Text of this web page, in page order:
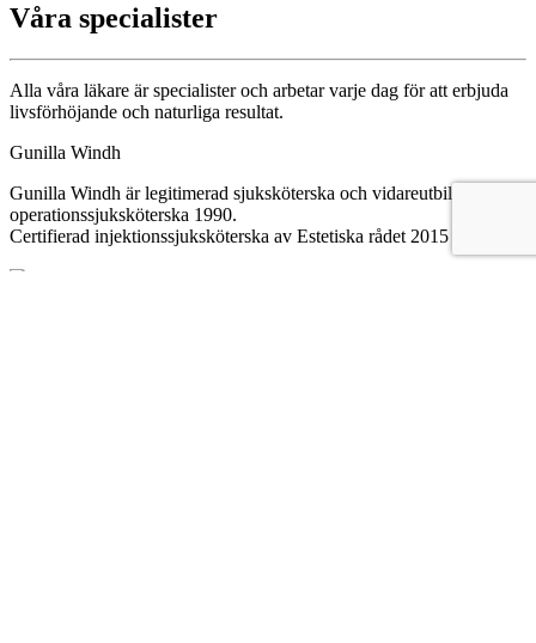
Våra specialister
Alla våra läkare är specialister och arbetar varje dag för att erbjuda
livsförhöjande och naturliga resultat.
Gunilla Windh
Gunilla Windh är legitimerad sjuksköterska och vidareutbildad till
operationssjuksköterska 1990.
Certifierad injektionssjuksköterska av Estetiska rådet 2015